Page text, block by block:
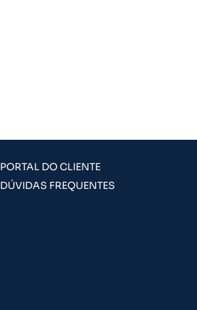
PORTAL DO CLIENTE
DÚVIDAS FREQUENTES